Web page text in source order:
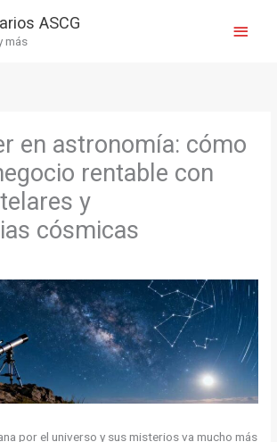
ASCG
más
Menú
en astronomía: cómo
rentable con
y
cósmicas
por el universo y sus misterios va mucho más